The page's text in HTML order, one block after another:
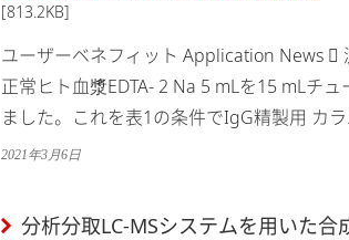
[813.2KB]
ユーザーベネフィット Application News 
正常ヒト血漿EDTA- 2 Na 5 mLを15 mLチ
ました。これを表1の条件でIgG精製用 カ
ドラーにセットした96...
2021年3月6日
分析分取LC-MSシステムを用いた